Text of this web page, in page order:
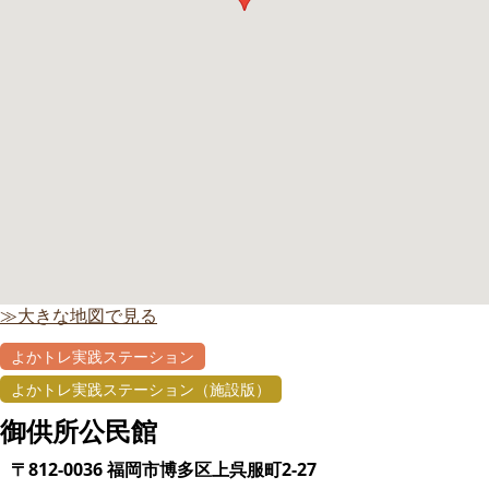
≫大きな地図で見る
よかトレ実践ステーション
よかトレ実践ステーション（施設版）
御供所公民館
〒812-0036 福岡市博多区上呉服町2-27